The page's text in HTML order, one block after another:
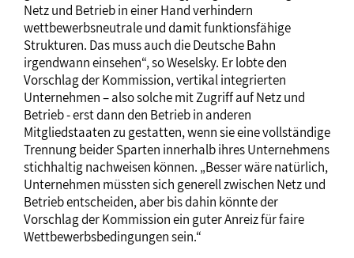
Netz und Betrieb in einer Hand verhindern
wettbewerbsneutrale und damit funktionsfähige
Strukturen. Das muss auch die Deutsche Bahn
irgendwann einsehen“, so Weselsky. Er lobte den
Vorschlag der Kommission, vertikal integrierten
Unternehmen – also solche mit Zugriff auf Netz und
Betrieb - erst dann den Betrieb in anderen
Mitgliedstaaten zu gestatten, wenn sie eine vollständige
Trennung beider Sparten innerhalb ihres Unternehmens
stichhaltig nachweisen können. „Besser wäre natürlich,
Unternehmen müssten sich generell zwischen Netz und
Betrieb entscheiden, aber bis dahin könnte der
Vorschlag der Kommission ein guter Anreiz für faire
Wettbewerbsbedingungen sein.“